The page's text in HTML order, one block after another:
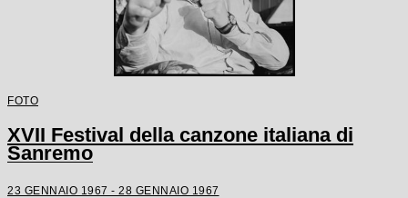
FOTO
XVII Festival della canzone italiana di
Sanremo
23 GENNAIO 1967 - 28 GENNAIO 1967